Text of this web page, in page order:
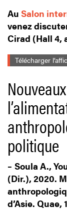
Au Salon
venez
Cirad (Hall 4,
Télécharger
politique
– Soula A.,
(Dir.), 2020.
d’Asie. Quae,